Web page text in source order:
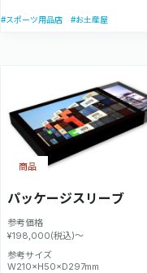
#スポーツ用品店 #お土産屋
パッケージスリーブ
参考価格
¥198,000(税込)～
参考サイズ
W210×H50×D297mm
商品